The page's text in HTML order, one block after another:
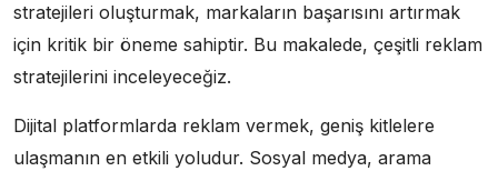
stratejileri oluşturmak, markaların başarısını artırmak
için kritik bir öneme sahiptir. Bu makalede, çeşitli reklam
stratejilerini inceleyeceğiz.
Dijital platformlarda reklam vermek, geniş kitlelere
ulaşmanın en etkili yoludur. Sosyal medya, arama